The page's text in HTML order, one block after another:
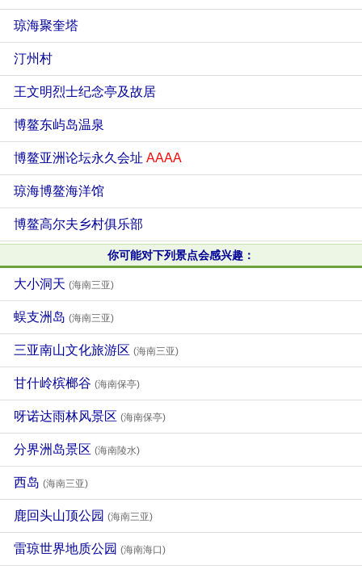
琼海聚奎塔
汀州村
王文明烈士纪念亭及故居
博鳌东屿岛温泉
博鳌亚洲论坛永久会址 AAAA
琼海博鳌海洋馆
博鳌高尔夫乡村俱乐部
你可能对下列景点会感兴趣：
大小洞天 (海南三亚)
蜈支洲岛 (海南三亚)
三亚南山文化旅游区 (海南三亚)
甘什岭槟榔谷 (海南保亭)
呀诺达雨林风景区 (海南保亭)
分界洲岛景区 (海南陵水)
西岛 (海南三亚)
鹿回头山顶公园 (海南三亚)
雷琼世界地质公园 (海南海口)